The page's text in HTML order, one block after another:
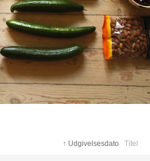
↑ Udgivelsesdato Titel